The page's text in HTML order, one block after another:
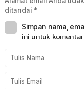
ditandai *
Simpan nama,
ini untuk